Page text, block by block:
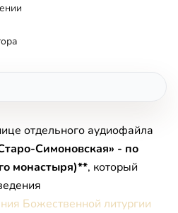
отдельного аудиофайла
Симоновская» - по
монастыря)**, который
Божественной литургии